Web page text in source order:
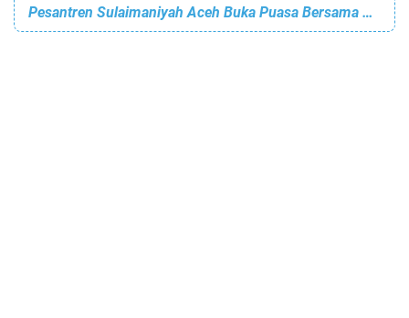
Pesantren Sulaimaniyah Aceh Buka Puasa Bersama Para Hafizh